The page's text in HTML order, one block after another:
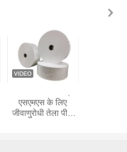
एसएमएस के लिए
जीवाणुरोधी तेला पीपी